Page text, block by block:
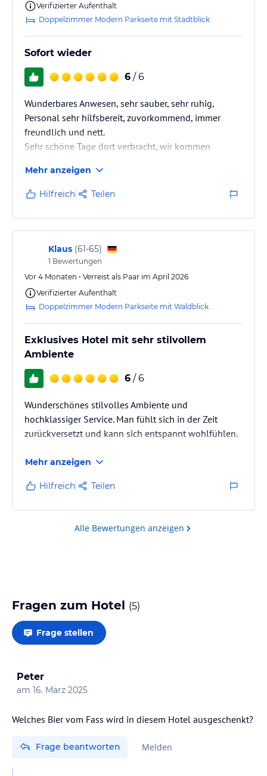
Verifizierter Aufenthalt
Doppelzimmer Modern Parkseite mit Stadtblick
Sofort wieder
6 / 6
Wunderbares Anwesen, sehr sauber, sehr ruhig,
Personal sehr hilfsbereit, zuvorkommend, immer
freundlich und nett.
Sehr schöne Tage dort verbracht, wir kommen
Mehr anzeigen
Hilfreich Teilen
Klaus (61-65)
1 Bewertungen
Vor 4 Monaten • Verreist als Paar im April 2026
Verifizierter Aufenthalt
Doppelzimmer Modern Parkseite mit Waldblick
Exklusives Hotel mit sehr stilvollem
Ambiente
6 / 6
Wunderschönes stilvolles Ambiente und
hochklassiger Service. Man fühlt sich in der Zeit
zurückversetzt und kann sich entspannt wohlfühlen.
Mehr anzeigen
Hilfreich Teilen
Alle Bewertungen anzeigen
Fragen zum Hotel (5)
Frage stellen
Peter
am 16. März 2025
Welches Bier vom Fass wird in diesem Hotel ausgeschenkt?
Frage beantworten Melden